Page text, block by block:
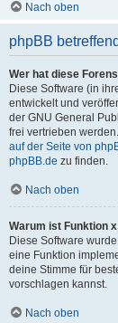
Nach oben
phpBB
Wer hat diese
Diese Software (in
entwickelt und
der GNU General
frei vertrieben
auf der Seite von
phpBB.de zu finden.
Nach oben
Warum ist Funktion
Diese Software
eine Funktion
deine Stimme für
vorschlagen kannst.
Nach oben